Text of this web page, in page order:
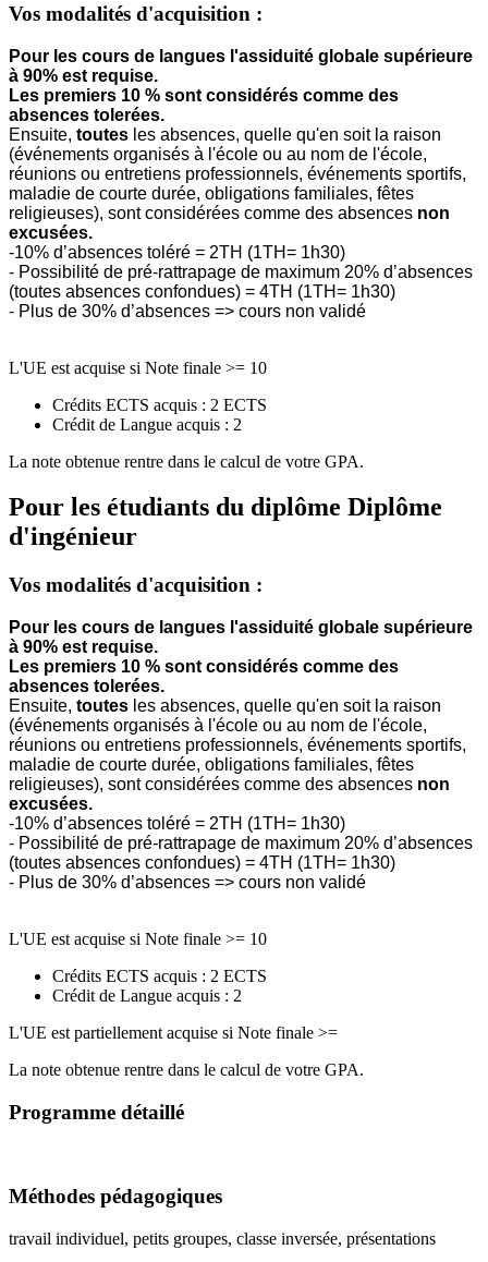
Vos modalités d'acquisition :
Pour les cours de langues l'assiduité globale supérieure
à 90% est requise.
Les premiers 10 % sont considérés comme des
absences tolerées.
Ensuite, toutes les absences, quelle qu'en soit la raison
(événements organisés à l'école ou au nom de l'école,
réunions ou entretiens professionnels, événements sportifs,
maladie de courte durée, obligations familiales, fêtes
religieuses), sont considérées comme des absences non
excusées.
-10% d’absences toléré = 2TH (1TH= 1h30)
- Possibilité de pré-rattrapage de maximum 20% d’absences
(toutes absences confondues) = 4TH (1TH= 1h30)
- Plus de 30% d’absences => cours non validé
L'UE est acquise si Note finale >= 10
Crédits ECTS acquis : 2 ECTS
Crédit de Langue acquis : 2
La note obtenue rentre dans le calcul de votre GPA.
Pour les étudiants du diplôme Diplôme
d'ingénieur
Vos modalités d'acquisition :
Pour les cours de langues l'assiduité globale supérieure
à 90% est requise.
Les premiers 10 % sont considérés comme des
absences tolerées.
Ensuite, toutes les absences, quelle qu'en soit la raison
(événements organisés à l'école ou au nom de l'école,
réunions ou entretiens professionnels, événements sportifs,
maladie de courte durée, obligations familiales, fêtes
religieuses), sont considérées comme des absences non
excusées.
-10% d’absences toléré = 2TH (1TH= 1h30)
- Possibilité de pré-rattrapage de maximum 20% d’absences
(toutes absences confondues) = 4TH (1TH= 1h30)
- Plus de 30% d’absences => cours non validé
L'UE est acquise si Note finale >= 10
Crédits ECTS acquis : 2 ECTS
Crédit de Langue acquis : 2
L'UE est partiellement acquise si Note finale >=
La note obtenue rentre dans le calcul de votre GPA.
Programme détaillé
Méthodes pédagogiques
travail individuel, petits groupes, classe inversée, présentations